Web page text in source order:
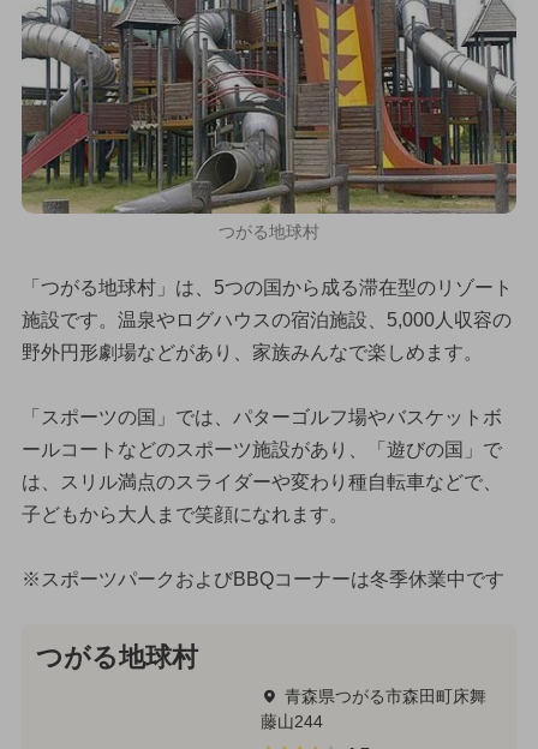
つがる地球村
「つがる地球村」は、5つの国から成る滞在型のリゾート
施設です。温泉やログハウスの宿泊施設、5,000人収容の
野外円形劇場などがあり、家族みんなで楽しめます。
「スポーツの国」では、パターゴルフ場やバスケットボ
ールコートなどのスポーツ施設があり、「遊びの国」で
は、スリル満点のスライダーや変わり種自転車などで、
子どもから大人まで笑顔になれます。
※スポーツパークおよびBBQコーナーは冬季休業中です
つがる地球村
青森県つがる市森田町床舞
藤山244